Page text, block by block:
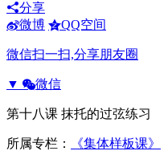
分享
微博
QQ空间
微信扫一扫,分享朋友圈
▼ 微信
第十八课 抹托的过弦练习
所属专栏： 《集体样板课》